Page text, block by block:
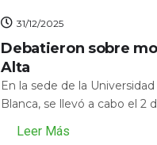
31/12/2025
Debatieron sobre
Alta
En la sede de la
Blanca, se llevó a cabo el 2
Leer Más